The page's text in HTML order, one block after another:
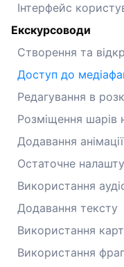
Інтерфейс
Екскурсоводи
Створення та
Доступ до
Редагування в
Розміщення шарів
Додавання анімації
Остаточне
Використання
Додавання тексту
Використання
Використання